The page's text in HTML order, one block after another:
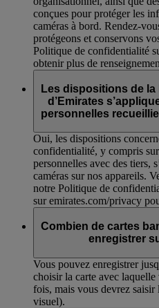
conçues pour protéger les
caméras à bord. Rendez-
protégeons et conservons
Politique de confidentialité
obtenir plus de
Les dispositions de
d’Emirates
personnelles
Oui, les dispositions
confidentialité, y compris
personnelles avec des tiers,
caméras sur nos appareils.
notre Politique de
sur emirates.com/privacy
Combien de cartes
enregistrer
Vous pouvez enregistrer
choisir la carte avec
fois, mais vous devrez saisir
visuel).